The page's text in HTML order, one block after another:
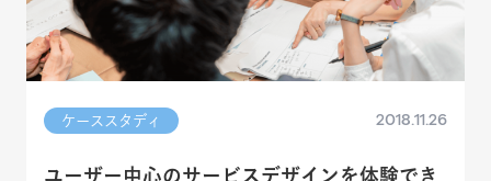
ケーススタディ 2018.11.26
ユーザー中心のサービスデザインを体験でき